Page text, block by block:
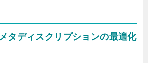
タディスクリプションの最適化